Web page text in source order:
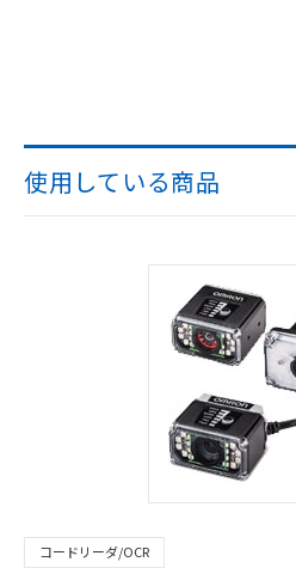
使用している商品
コードリーダ/OCR